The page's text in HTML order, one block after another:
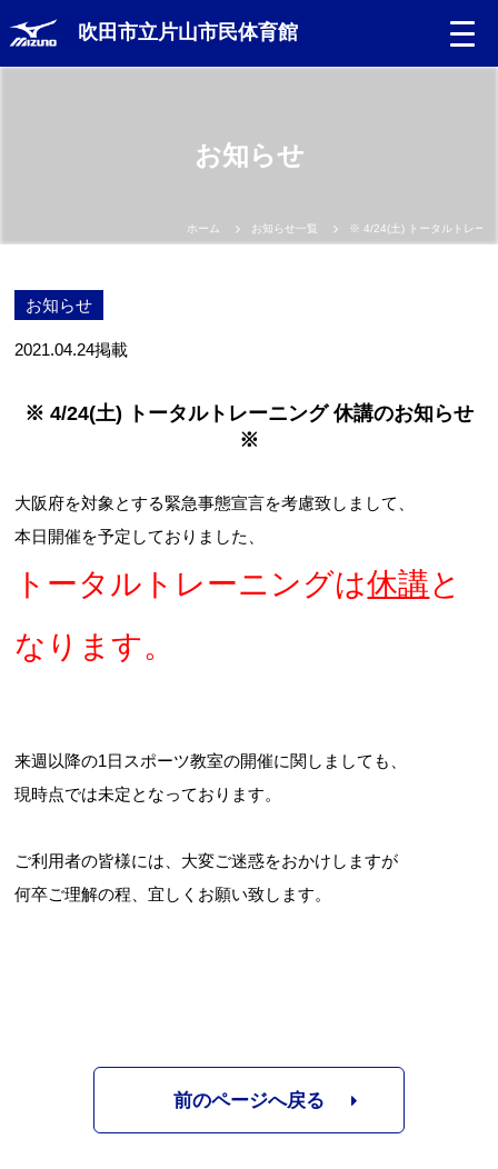
吹田市立片山市民体育館
お問合せフォーム
吹田市スポーツ施設予約システム(OPAS)
お知らせ
ホーム お知らせ一覧 ※ 4/24(土) トータルトレー
お知らせ
2021.04.24掲載
※ 4/24(土) トータルトレーニング 休講のお知らせ
※
大阪府を対象とする緊急事態宣言を考慮致しまして、
本日開催を予定しておりました、
トータルトレーニングは休講と
なります。
来週以降の1日スポーツ教室の開催に関しましても、
現時点では未定となっております。
ご利用者の皆様には、大変ご迷惑をおかけしますが
何卒ご理解の程、宜しくお願い致します。
前のページへ戻る